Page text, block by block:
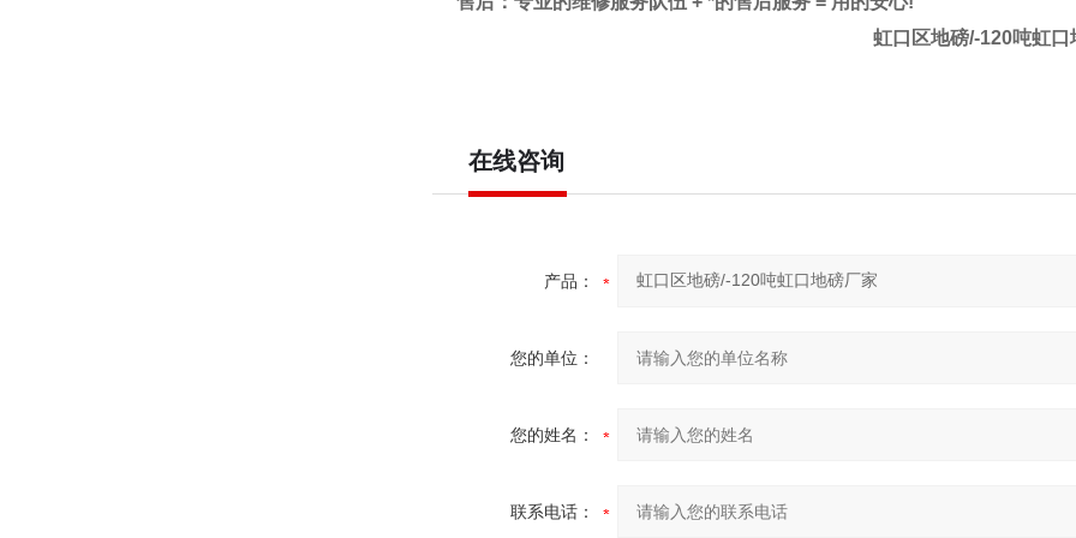
虹口区地磅/-120吨虹口
在线咨询
产品：
您的单位：
您的姓名：
联系电话：